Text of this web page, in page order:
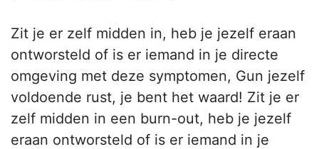
Zit je er zelf midden in, heb je jezelf eraan
ontworsteld of is er iemand in je directe
omgeving met deze symptomen, Gun jezelf
voldoende rust, je bent het waard! Zit je er
zelf midden in een burn-out, heb je jezelf
eraan ontworsteld of is er iemand in je